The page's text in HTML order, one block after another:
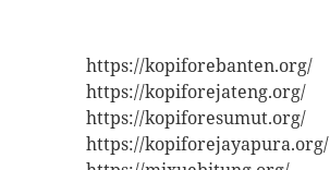
https://kopiforebanten.org/
https://kopiforejateng.org/
https://kopiforesumut.org/
https://kopiforejayapura.org/